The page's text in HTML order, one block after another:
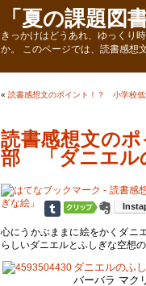
「夏の課題図
きっかけはどうあれ、ゆっくり
か。 このページでは、読書感想
« 読書感想文のポイント！？ 小学校
読書感想文の
部 「ダニエル
心にうかぶままに絵をかくダニ
らしいダニエルとふしぎな空想
ダニエルのふ
バーバラ マク